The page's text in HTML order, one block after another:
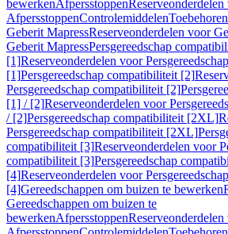
bewerkenAfpersstoppenReserveonderdelen
AfpersstoppenControlemiddelenToebehoren
Geberit MapressReserveonderdelen voor
Geberit MapressPersgereedschap
[1]Reserveonderdelen voor
[1]Persgereedschap compatibiliteit [2]
Persgereedschap compatibiliteit [2]
[1] / [2]Reserveonderdelen voor
/ [2]Persgereedschap compatibiliteit [2XL]
Persgereedschap compatibiliteit [2XL]
compatibiliteit [3]Reserveonderdelen voor
compatibiliteit [3]Persgereedschap
[4]Reserveonderdelen voor
[4]Gereedschappen om buizen te bewerken
Gereedschappen om buizen te
bewerkenAfpersstoppenReserveonderdelen